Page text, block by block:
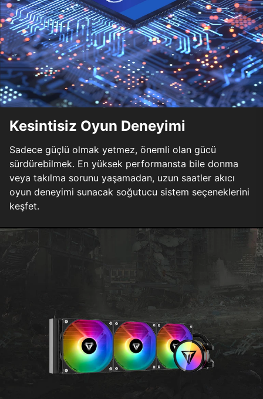
Kesintisiz Oyun Deneyimi
Sadece güçlü olmak yetmez, önemli olan gücü
sürdürebilmek. En yüksek performansta bile donma
veya takılma sorunu yaşamadan, uzun saatler akıcı
oyun deneyimi sunacak soğutucu sistem seçeneklerini
keşfet.